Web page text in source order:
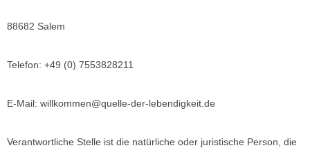
88682 Salem
Telefon: +49 (0) 7553828211
E-Mail: willkommen@quelle-der-lebendigkeit.de
Verantwortliche Stelle ist die natürliche oder juristische Person, die